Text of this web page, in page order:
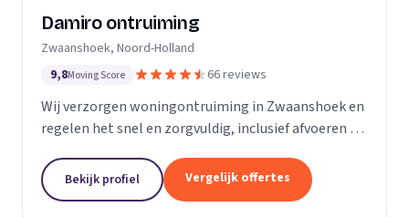
Damiro ontruiming
Zwaanshoek, Noord-Holland
9,8Moving Score 66 reviews
Wij verzorgen woningontruiming in Zwaanshoek en
regelen het snel en zorgvuldig, inclusief afvoeren en
Bekijk profiel Vergelijk offertes